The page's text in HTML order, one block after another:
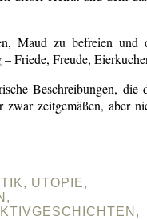
Maud zu befreien und
Friede, Freude,
Beschreibungen, die
zeitgemäßen, aber
UTOPIE,